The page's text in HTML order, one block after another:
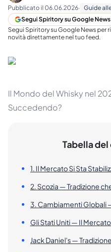
Pubblicato il 06.06.2026· Guide
Segui Spiritory su Google News
Segui Spiritory su Google News per
novità direttamente nel tuo feed.
Il Mondo del Whisky nel
Succedendo?
Tabella
1. Il Mercato Si Sta
2. Scozia — Tradizione
3. Cambiamenti Globali
Gli Stati Uniti — Il
Jack Daniel's —